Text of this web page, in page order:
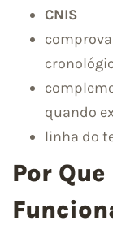
CNIS
quando
linha do
Por